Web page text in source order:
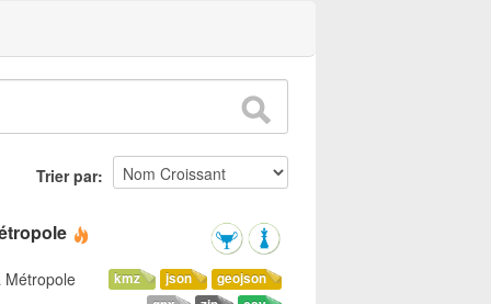
Trier par
geojson
json
kmz
Métropole